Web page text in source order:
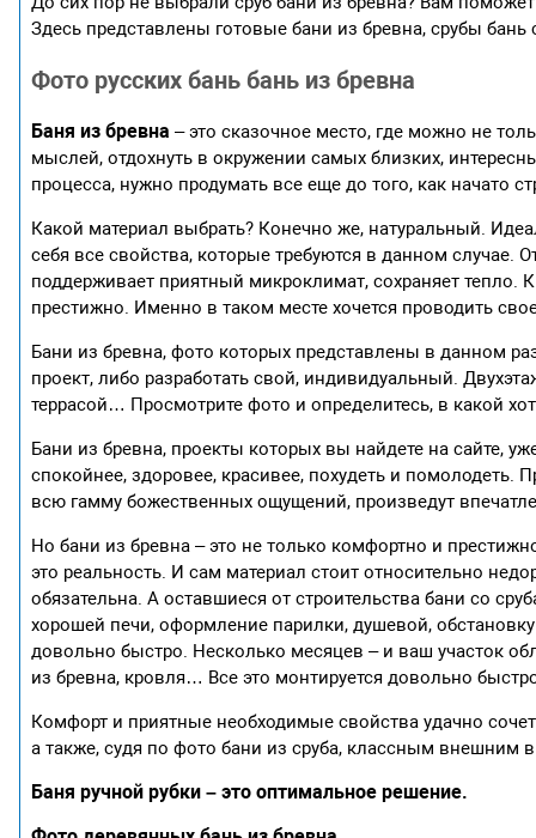
Здесь представлены готовые бани из бревна, срубы
Фото русских бань бань из бревна
Баня из бревна – это сказочное место, где можно не
мыслей, отдохнуть в окружении самых близких,
процесса, нужно продумать все еще до того, как начато
Какой материал выбрать? Конечно же, натуральный.
себя все свойства, которые требуются в данном случае.
поддерживает приятный микроклимат, сохраняет тепло.
престижно. Именно в таком месте хочется проводить
Бани из бревна, фото которых представлены в данном
проект, либо разработать свой, индивидуальный.
террасой… Просмотрите фото и определитесь, в какой
Бани из бревна, проекты которых вы найдете на сайте,
спокойнее, здоровее, красивее, похудеть и помолодеть.
всю гамму божественных ощущений, произведут
Но бани из бревна – это не только комфортно и
это реальность. И сам материал стоит относительно
обязательна. А оставшиеся от строительства бани со
хорошей печи, оформление парилки, душевой,
довольно быстро. Несколько месяцев – и ваш участок
из бревна, кровля… Все это монтируется довольно
Комфорт и приятные необходимые свойства удачно
а также, судя по фото бани из сруба, классным внешним
Баня ручной рубки – это оптимальное решение.